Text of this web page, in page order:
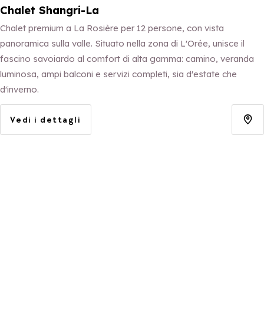
Chalet Shangri-La
Chalet premium a La Rosière per 12 persone, con vista
panoramica sulla valle. Situato nella zona di L'Orée, unisce il
fascino savoiardo al comfort di alta gamma: camino, veranda
luminosa, ampi balconi e servizi completi, sia d'estate che
d'inverno.
Vedi i dettagli